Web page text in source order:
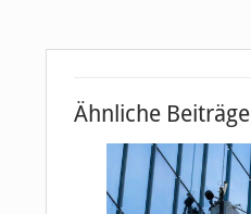
Ähnliche Beiträge